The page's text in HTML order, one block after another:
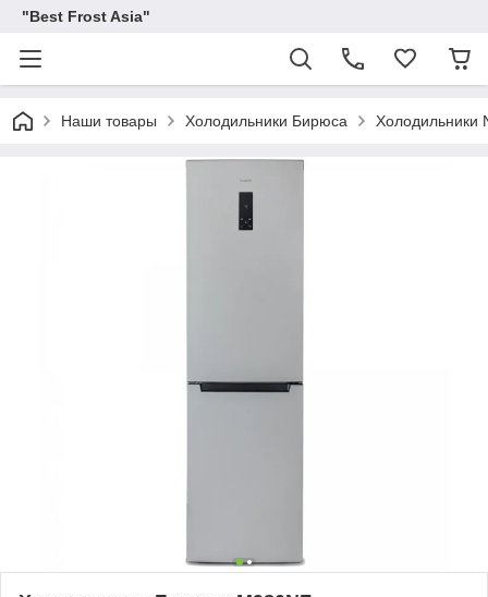
"Best Frost Asia"
Наши товары Холодильники Бирюса Холодильники